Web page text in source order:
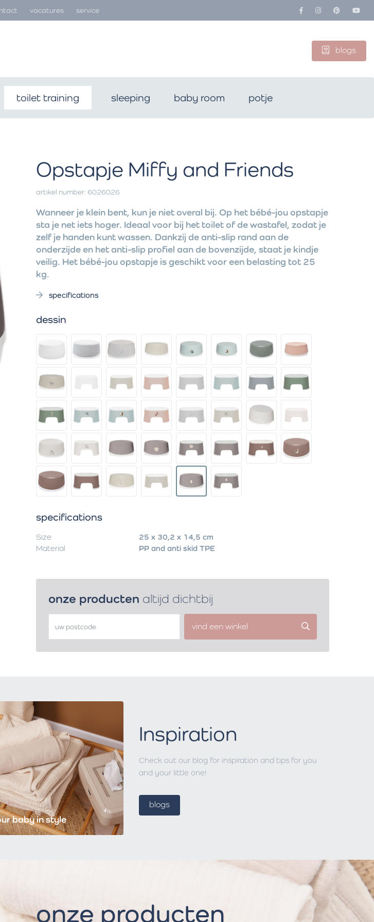
vacatures service
blogs
toilet training sleeping baby room potje
Opstapje Miffy and Friends
artikel number: 6026026
Wanneer je klein bent, kun je niet overal bij. Op het bébé-jou opstapje
sta je net iets hoger. Ideaal voor bij het toilet of de wastafel, zodat je
zelf je handen kunt wassen. Dankzij de anti-slip rand aan de
onderzijde en het anti-slip profiel aan de bovenzijde, staat je kindje
veilig. Het bébé-jou opstapje is geschikt voor een belasting tot 25
kg.
specifications
dessin
specifications
Size
25 x 30,2 x 14,5 cm
Material
PP and anti skid TPE
onze producten altijd dichtbij
vind een winkel
baby in style
Inspiration
Check out our blog for inspiration and tips for you
and your little one!
blogs
onze producten